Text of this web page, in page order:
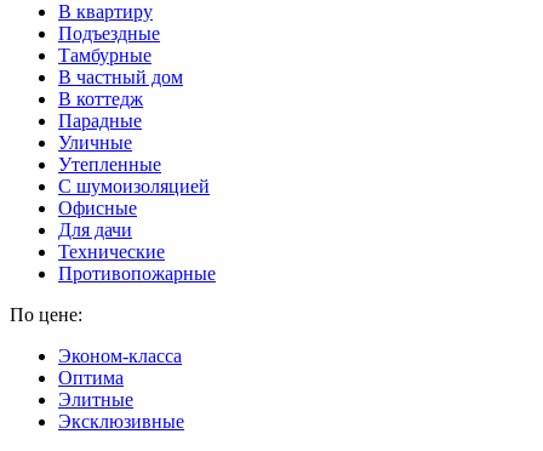
В квартиру
Подъездные
Тамбурные
В частный дом
В коттедж
Парадные
Уличные
Утепленные
C шумоизоляцией
Офисные
Для дачи
Технические
Противопожарные
По цене:
Эконом-класса
Оптима
Элитные
Эксклюзивные